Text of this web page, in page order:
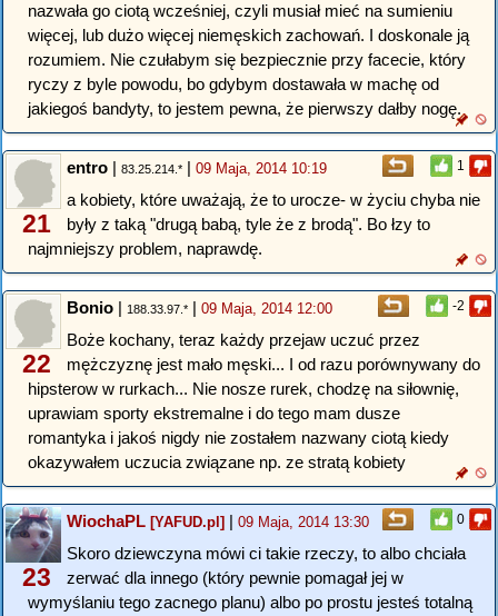
nazwała go ciotą wcześniej, czyli musiał mieć na sumieniu
więcej, lub dużo więcej niemęskich zachowań. I doskonale ją
rozumiem. Nie czułabym się bezpiecznie przy facecie, który
ryczy z byle powodu, bo gdybym dostawała w machę od
jakiegoś bandyty, to jestem pewna, że pierwszy dałby nogę.
1
21
entro | 83.25.214.* | 09 Maja, 2014 10:19
a kobiety, które uważają, że to urocze- w życiu chyba nie
były z taką "drugą babą, tyle że z brodą". Bo łzy to
najmniejszy problem, naprawdę.
-2
22
Bonio | 188.33.97.* | 09 Maja, 2014 12:00
Boże kochany, teraz każdy przejaw uczuć przez
mężczyznę jest mało męski... I od razu porównywany do
hipsterow w rurkach... Nie nosze rurek, chodzę na siłownię,
uprawiam sporty ekstremalne i do tego mam dusze
romantyka i jakoś nigdy nie zostałem nazwany ciotą kiedy
okazywałem uczucia związane np. ze stratą kobiety
0
23
WiochaPL [YAFUD.pl] | 09 Maja, 2014 13:30
Skoro dziewczyna mówi ci takie rzeczy, to albo chciała
zerwać dla innego (który pewnie pomagał jej w
wymyślaniu tego zacnego planu) albo po prostu jesteś totalną